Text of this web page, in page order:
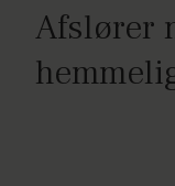
Afslører